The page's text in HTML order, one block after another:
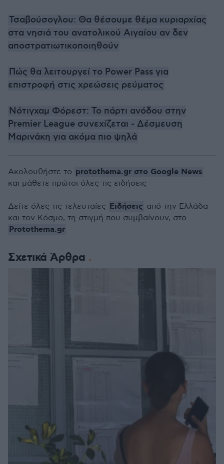
Τσαβούσογλου: Θα θέσουμε θέμα κυριαρχίας
στα νησιά του ανατολικού Αιγαίου αν δεν
αποστρατιωτικοποιηθούν
Πώς θα λειτουργεί το Power Pass για
επιστροφή στις χρεώσεις ρεύματος
Νότιγχαμ Φόρεστ: Το πάρτι ανόδου στην
Premier League συνεχίζεται - Δέσμευση
Μαρινάκη για ακόμα πιο ψηλά
Σχετικά Άρθρα
Ακολουθήστε το protothema.gr στο Google News
και μάθετε πρώτοι όλες τις ειδήσεις
Δείτε όλες τις τελευταίες Ειδήσεις από την Ελλάδα
και τον Κόσμο, τη στιγμή που συμβαίνουν, στο
Protothema.gr